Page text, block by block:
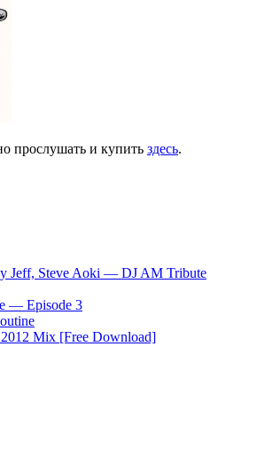
прослушать и купить здесь.
Jeff, Steve Aoki — DJ AM Tribute
— Episode 3
Mix [Free Download]